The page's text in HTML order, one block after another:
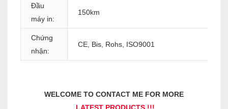
Đầu
máy in:
150km
Chứng
nhận:
CE, Bis, Rohs, ISO9001